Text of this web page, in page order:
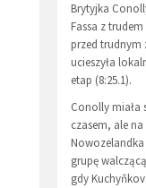
Brytyjka
Fassa z
przed trudnym
ucieszyła
etap (8:25.1).
Conolly miała
czasem, ale
grupę
gdy